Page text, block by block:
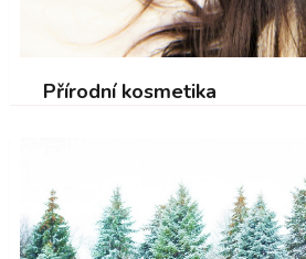
Přírodní kosmetika